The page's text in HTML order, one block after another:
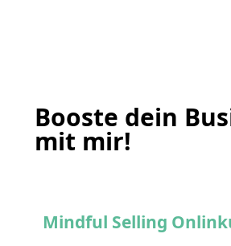
Booste dein
mit mir!
Mindful Selling